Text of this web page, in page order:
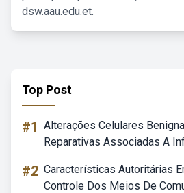
dsw.aau.edu.et.
Top Post
#1 Alterações Celulares
Reparativas Associadas A
#2 Características Autoritárias
Controle Dos Meios De